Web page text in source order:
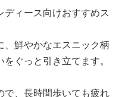
ィース向けおすすめス
、鮮やかなエスニック柄
ぐっと引き立てます。
で、長時間歩いても疲れ